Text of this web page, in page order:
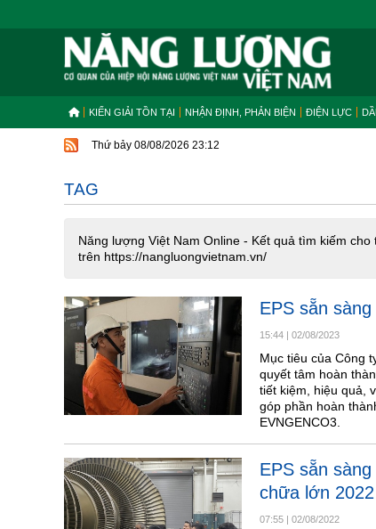
KIẾN GIẢI TỒN TẠI NHẬN ĐỊNH, PHẢN BIỆN ĐIỆN LỰC
Thứ bảy 08/08/2026 23:12
TAG
Năng lượng Việt Nam Online - Kết quả tìm kiếm cho
trên https://nangluongvietnam.vn/
EPS sẵn
15:44 | 02/08/2023
Mục tiêu của Công
quyết tâm hoàn
tiết kiệm, hiệu quả,
góp phần hoàn
EVNGENCO3.
EPS sẵn
chữa lớn 2022
07:55 | 02/08/2022